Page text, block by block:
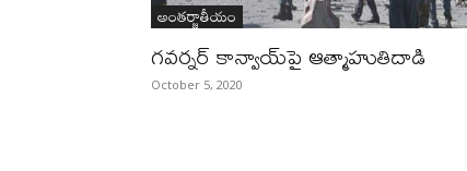
అంతర్జాతీయం
గవర్నర్‌ కాన్వాయ్‌పై ఆత్మాహుతిదాడి
October 5, 2020